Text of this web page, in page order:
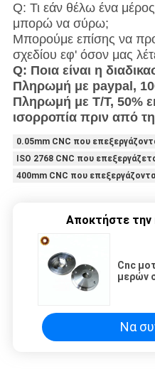
Q: Τι εάν θέλω ένα
μπορώ να σύρω;
Μπορούμε επίσης να
σχεδίου εφ' όσον μας
Q: Ποια είναι η
Πληρωμή με paypal,
Πληρωμή με T/T, 50%
ισορροπία πριν από
0.05mm CNC που
ISO 2768 CNC που
400mm CNC που
Αποκτήστε την
Cnc
μερών
Να